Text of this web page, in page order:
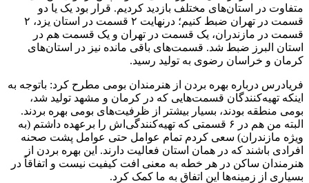
متفاوت در استان‌های مختلف بازدید کردیم. قرار بود یک یا دو
قسمت در تهران ضبط کنیم؛ درنهایت ۲ قسمت در استان یزد، ۲
قسمت در مازندران، یک قسمت در تهران و یک قسمت هم در
استان البرز ضبط شد. قسمت‌های باقی مانده نیز در استان‌های
کرمان و خراسان رضوی به تولید رسید.
فریادرس درباره بهره بردن از هنرمندان بومی مطرح کرد: باتوجه به
اینکه تهیه‌کنندگان قسمت‌هایی که در کرمان و مشهد تولید شد،
بومی منطقه بودند، بسیار بیشتر از ظرفیت‌های بومی بهره بردند.
البته من هم در ۶ قسمتی که تهیه‌کنندگی‌اش را برعهده داشتم (به
ویژه مازندران) سعی کردم تمام عوامل حتی عوامل پشت صحنه
افرادی باشند که در همان استان فعالیت دارند. این بهره بردن از
هنرمندان ساکن در هر خطه به معنی افت کیفیت نیست و اتفاقاً در
بسیاری از زمینه‌ها این اتفاق به ما کمک کرد.